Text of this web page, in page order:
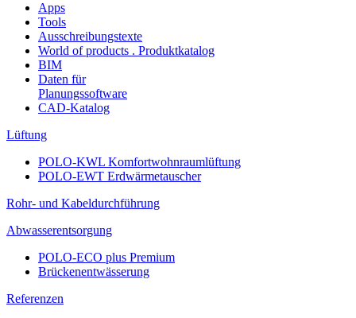
Apps
Tools
Ausschreibungstexte
World of products . Produktkatalog
BIM
Daten für
Planungssoftware
CAD-Katalog
Lüftung
POLO-KWL Komfortwohnraumlüftung
POLO-EWT Erdwärmetauscher
Rohr- und Kabeldurchführung
Abwasserentsorgung
POLO-ECO plus Premium
Brückenentwässerung
Referenzen